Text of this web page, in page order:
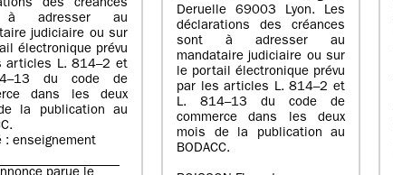
des créances
à adresser au
judiciaire ou sur
électronique prévu
articles L. 814–2 et
du code de
dans les deux
la publication au
: enseignement
Deruelle 69003 Lyon. Les
déclarations des créances
sont à adresser au
mandataire judiciaire ou sur
le portail électronique prévu
par les articles L. 814–2 et
L. 814–13 du code de
commerce dans les deux
mois de la publication au
BODACC.